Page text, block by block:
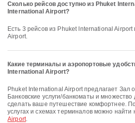
Сколько рейсов доступно из Phuket
International Airport?
Есть 3 рейсов из Phuket International Airport в Penang International
Airport.
Какие терминалы и аэропортовые
International Airport?
Phuket International Airport предлагает Зал отдыха, Питание,
Банковские услуги/банкоматы и множество
сделать ваше путешествие комфортнее.
услугах и схемах терминалов можно найти
Airport.